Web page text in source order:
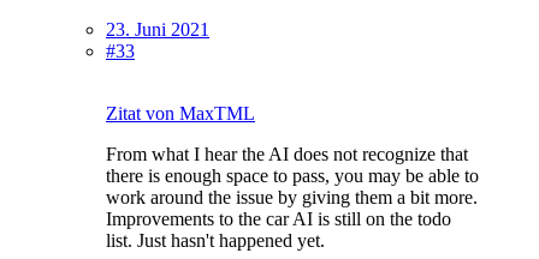
23. Juni 2021
#33
Zitat von MaxTML
From what I hear the AI does not recognize that
there is enough space to pass, you may be able to
work around the issue by giving them a bit more.
Improvements to the car AI is still on the todo
list. Just hasn't happened yet.